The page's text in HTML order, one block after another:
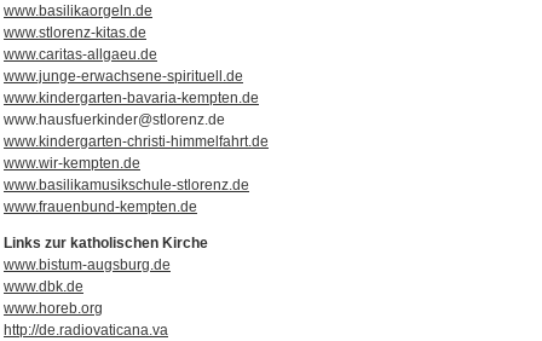
www.basilikaorgeln.de
www.stlorenz-kitas.de
www.caritas-allgaeu.de
www.junge-erwachsene-spirituell.de
www.kindergarten-bavaria-kempten.de
www.hausfuerkinder@stlorenz.de
www.kindergarten-christi-himmelfahrt.de
www.wir-kempten.de
www.basilikamusikschule-stlorenz.de
www.frauenbund-kempten.de
Links zur katholischen Kirche
www.bistum-augsburg.de
www.dbk.de
www.horeb.org
http://de.radiovaticana.va